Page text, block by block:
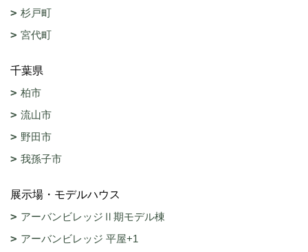
杉戸町
宮代町
千葉県
柏市
流山市
野田市
我孫子市
展示場・モデルハウス
アーバンビレッジⅡ期モデル棟
アーバンビレッジ 平屋+1